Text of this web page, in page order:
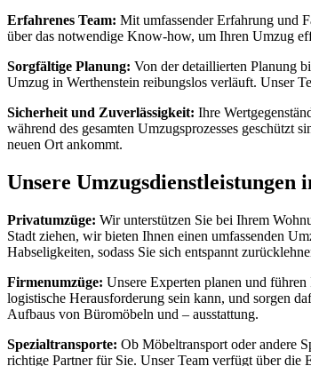
Erfahrenes Team: Mit umfassender Erfahrung und
über das notwendige Know-how, um Ihren Umzug
Sorgfältige Planung: Von der detaillierten Planung
Umzug in Werthenstein reibungslos verläuft. Unser
Sicherheit und Zuverlässigkeit: Ihre
während des gesamten Umzugsprozesses geschützt
neuen Ort ankommt.
Unsere Umzugsdienstleistungen
Privatumzüge: Wir unterstützen Sie bei Ihrem
Stadt ziehen, wir bieten Ihnen einen umfassenden
Habseligkeiten, sodass Sie sich entspannt
Firmenumzüge: Unsere Experten planen und
logistische Herausforderung sein kann, und sorgen
Aufbaus von Büromöbeln und – ausstattung.
Spezialtransporte: Ob Möbeltransport oder andere
richtige Partner für Sie. Unser Team verfügt über